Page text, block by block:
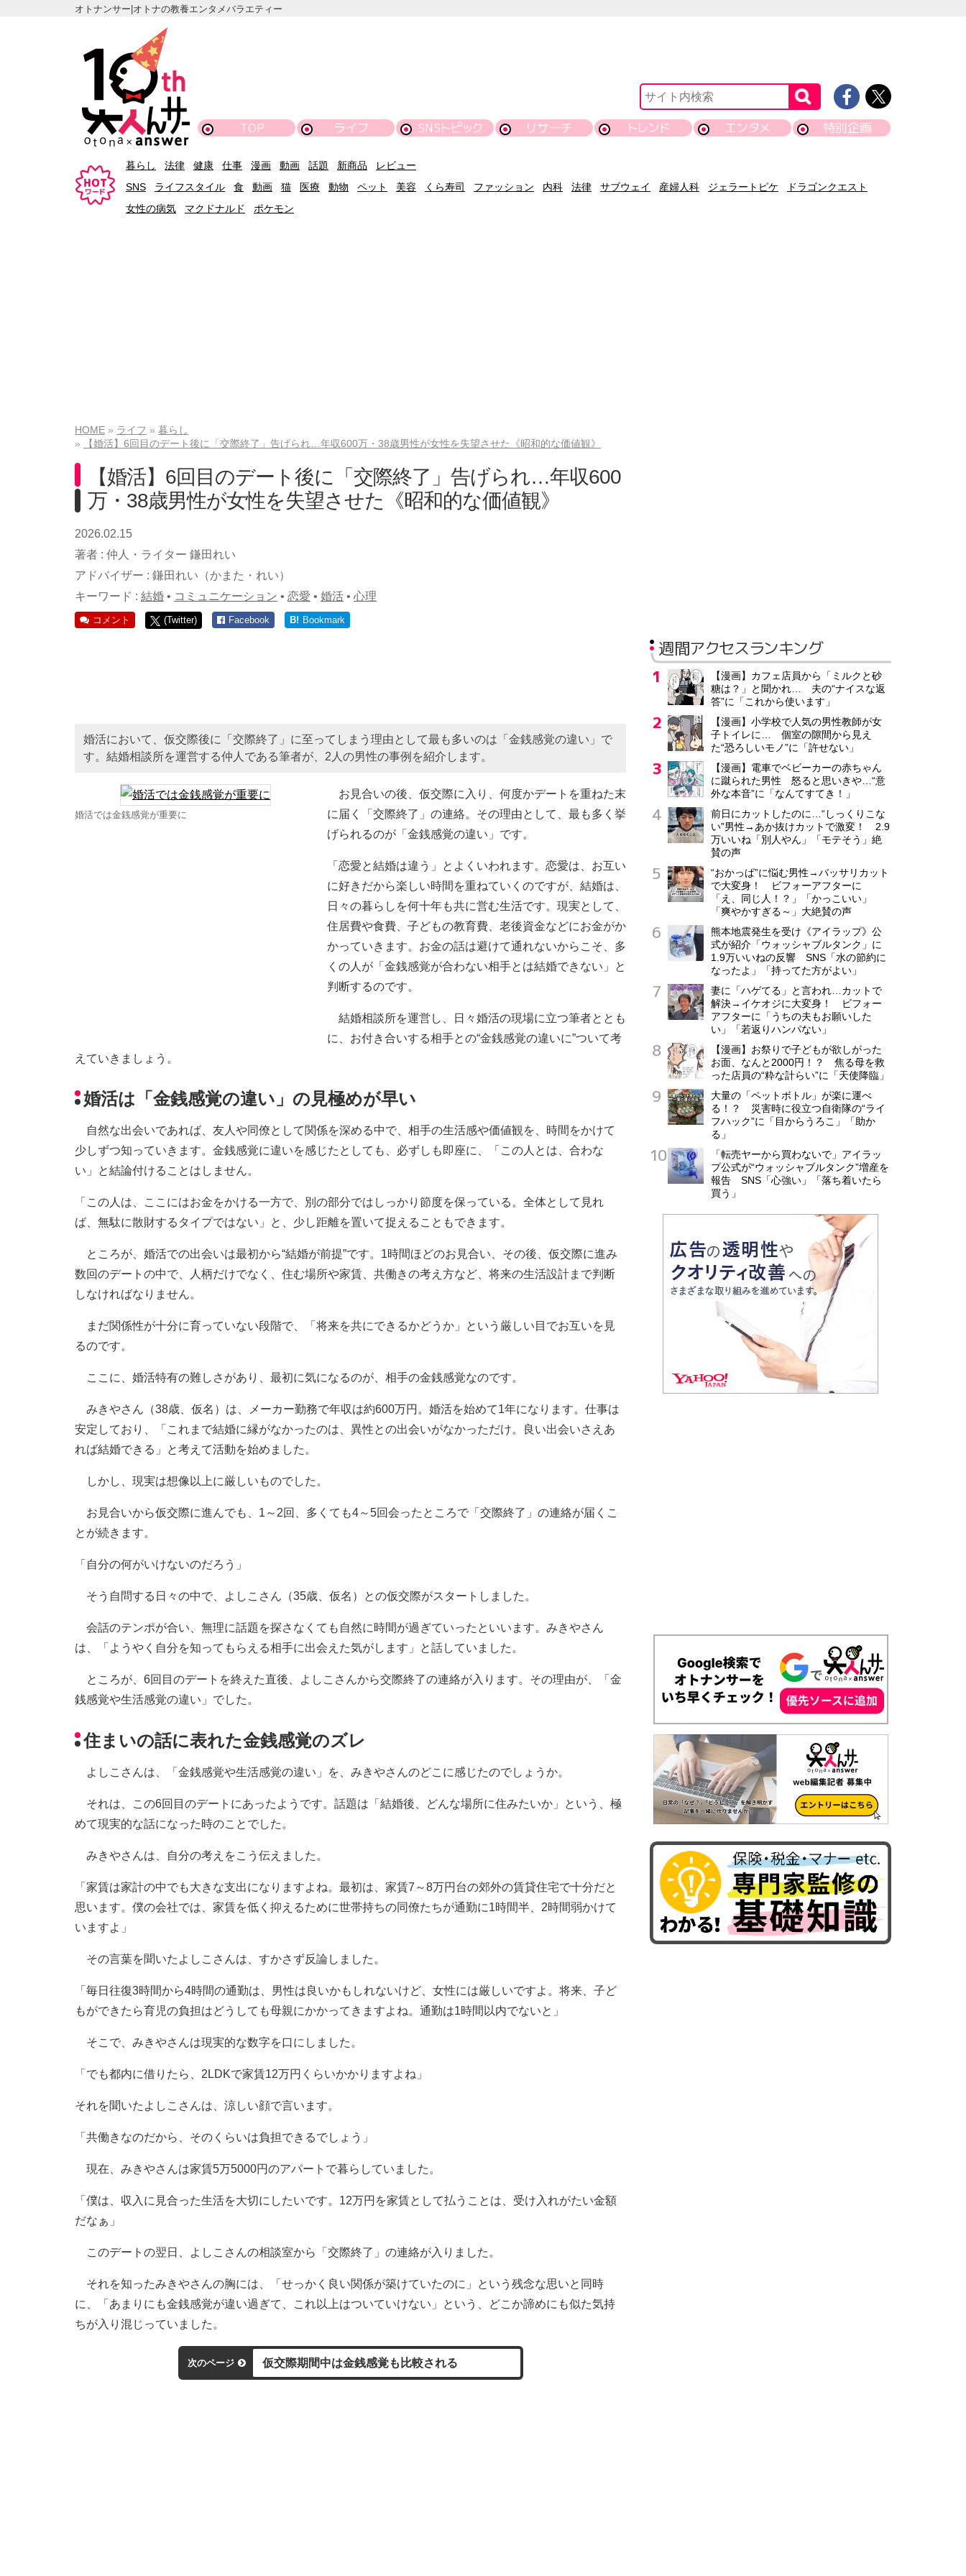
オトナンサー|オトナの教養エンタメバラエティー
TOP ライフ SNSトピック リサーチ トレンド エンタメ 特別企画
暮らし 法律 健康 仕事 漫画 動画 話題 新商品
レビュー
SNS
ライフスタイル 食 動画 猫 医療 動物 ペット 美容 くら寿司 ファッション 内科 法律 サブウェイ 産婦人科 ジェラートピケ
ドラゴンクエスト
女性の病気
マクドナルド ポケモン
HOME ライフ
暮らし
【婚活】6回目のデート後に「交際終了」告げられ…年収600万・38歳男性が女性を失望させた《昭和的な価値観》
【婚活】6回目のデート後に「交際終了」告げられ…年収600
万・38歳男性が女性を失望させた《昭和的な価値観》
2026.02.15
著者 : 仲人・ライター 鎌田れい
アドバイザー : 鎌田れい（かまた・れい）
キーワード : 結婚 • コミュニケーション • 恋愛 • 婚活 • 心理
コメント (Twitter) Facebook B! Bookmark
婚活において、仮交際後に「交際終了」に至ってしまう理由として最も多いのは「金銭感覚の違い」で
す。結婚相談所を運営する仲人である筆者が、2人の男性の事例を紹介します。
婚活では金銭感覚が重要に
お見合いの後、仮交際に入り、何度かデートを重ねた末
に届く「交際終了」の連絡。その理由として、最も多く挙
げられるのが「金銭感覚の違い」です。
「恋愛と結婚は違う」とよくいわれます。恋愛は、お互い
に好きだから楽しい時間を重ねていくのですが、結婚は、
日々の暮らしを何十年も共に営む生活です。現実として、
住居費や食費、子どもの教育費、老後資金などにお金がか
かっていきます。お金の話は避けて通れないからこそ、多
くの人が「金銭感覚が合わない相手とは結婚できない」と
判断するのです。
結婚相談所を運営し、日々婚活の現場に立つ筆者ととも
に、お付き合いする相手との“金銭感覚の違いに”ついて考
えていきましょう。
婚活は「金銭感覚の違い」の見極めが早い
自然な出会いであれば、友人や同僚として関係を深める中で、相手の生活感や価値観を、時間をかけて
少しずつ知っていきます。金銭感覚に違いを感じたとしても、必ずしも即座に、「この人とは、合わな
い」と結論付けることはしません。
「この人は、ここにはお金をかける一方で、別の部分ではしっかり節度を保っている。全体として見れ
ば、無駄に散財するタイプではない」と、少し距離を置いて捉えることもできます。
ところが、婚活での出会いは最初から“結婚が前提”です。1時間ほどのお見合い、その後、仮交際に進み
数回のデートの中で、人柄だけでなく、住む場所や家賃、共働きの考え方など、将来の生活設計まで判断
しなければなりません。
まだ関係性が十分に育っていない段階で、「将来を共にできるかどうか」という厳しい目でお互いを見
るのです。
ここに、婚活特有の難しさがあり、最初に気になるのが、相手の金銭感覚なのです。
みきやさん（38歳、仮名）は、メーカー勤務で年収は約600万円。婚活を始めて1年になります。仕事は
安定しており、「これまで結婚に縁がなかったのは、異性との出会いがなかっただけ。良い出会いさえあ
れば結婚できる」と考えて活動を始めました。
しかし、現実は想像以上に厳しいものでした。
お見合いから仮交際に進んでも、1～2回、多くても4～5回会ったところで「交際終了」の連絡が届くこ
とが続きます。
「自分の何がいけないのだろう」
そう自問する日々の中で、よしこさん（35歳、仮名）との仮交際がスタートしました。
会話のテンポが合い、無理に話題を探さなくても自然に時間が過ぎていったといいます。みきやさん
は、「ようやく自分を知ってもらえる相手に出会えた気がします」と話していました。
ところが、6回目のデートを終えた直後、よしこさんから交際終了の連絡が入ります。その理由が、「金
銭感覚や生活感覚の違い」でした。
住まいの話に表れた金銭感覚のズレ
よしこさんは、「金銭感覚や生活感覚の違い」を、みきやさんのどこに感じたのでしょうか。
それは、この6回目のデートにあったようです。話題は「結婚後、どんな場所に住みたいか」という、極
めて現実的な話になった時のことでした。
みきやさんは、自分の考えをこう伝えました。
「家賃は家計の中でも大きな支出になりますよね。最初は、家賃7～8万円台の郊外の賃貸住宅で十分だと
思います。僕の会社では、家賃を低く抑えるために世帯持ちの同僚たちが通勤に1時間半、2時間弱かけて
いますよ」
その言葉を聞いたよしこさんは、すかさず反論しました。
「毎日往復3時間から4時間の通勤は、男性は良いかもしれないけど、女性には厳しいですよ。将来、子ど
もができたら育児の負担はどうしても母親にかかってきますよね。通勤は1時間以内でないと」
そこで、みきやさんは現実的な数字を口にしました。
「でも都内に借りたら、2LDKで家賃12万円くらいかかりますよね」
それを聞いたよしこさんは、涼しい顔で言います。
「共働きなのだから、そのくらいは負担できるでしょう」
現在、みきやさんは家賃5万5000円のアパートで暮らしていました。
「僕は、収入に見合った生活を大切にしたいです。12万円を家賃として払うことは、受け入れがたい金額
だなぁ」
このデートの翌日、よしこさんの相談室から「交際終了」の連絡が入りました。
それを知ったみきやさんの胸には、「せっかく良い関係が築けていたのに」という残念な思いと同時
に、「あまりにも金銭感覚が違い過ぎて、これ以上はついていけない」という、どこか諦めにも似た気持
ちが入り混じっていました。
次のページ 仮交際期間中は金銭感覚も比較される
週間アクセスランキング
【漫画】カフェ店員から「ミルクと砂
糖は？」と聞かれ… 夫の“ナイスな返
答”に「これから使います」
【漫画】小学校で人気の男性教師が女
子トイレに… 個室の隙間から見え
た“恐ろしいモノ”に「許せない」
【漫画】電車でベビーカーの赤ちゃん
に蹴られた男性 怒ると思いきや…“意
外な本音”に「なんてすてき！」
前日にカットしたのに…“しっくりこな
い”男性→あか抜けカットで激変！ 2.9
万いいね「別人やん」「モテそう」絶
賛の声
“おかっぱ”に悩む男性→バッサリカット
で大変身！ ビフォーアフターに
「え、同じ人！？」「かっこいい」
「爽やかすぎる～」大絶賛の声
熊本地震発生を受け《アイラップ》公
式が紹介「ウォッシャブルタンク」に
1.9万いいねの反響 SNS「水の節約に
なったよ」「持ってた方がよい」
妻に「ハゲてる」と言われ…カットで
解決→イケオジに大変身！ ビフォー
アフターに「うちの夫もお願いした
い」「若返りハンパない」
【漫画】お祭りで子どもが欲しがった
お面、なんと2000円！？ 焦る母を救
った店員の“粋な計らい”に「天使降臨」
大量の「ペットボトル」が楽に運べ
る！？ 災害時に役立つ自衛隊の“ライ
フハック”に「目からうろこ」「助か
る」
「転売ヤーから買わないで」アイラッ
プ公式が“ウォッシャブルタンク”増産を
報告 SNS「心強い」「落ち着いたら
買う」